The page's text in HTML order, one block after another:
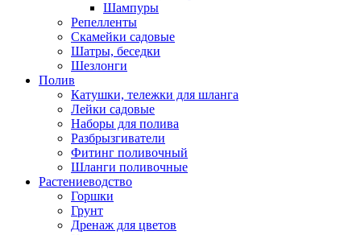
Шампуры
Репелленты
Скамейки садовые
Шатры, беседки
Шезлонги
Полив
Катушки, тележки для шланга
Лейки садовые
Наборы для полива
Разбрызгиватели
Фитинг поливочный
Шланги поливочные
Растениеводство
Горшки
Грунт
Дренаж для цветов